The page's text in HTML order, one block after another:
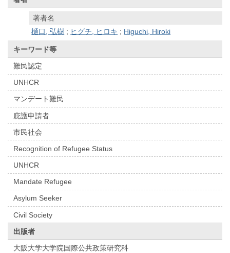
著者名
樋口, 弘樹 ; ヒグチ, ヒロキ ; Higuchi, Hiroki
キーワード等
難民認定
UNHCR
マンデート難民
庇護申請者
市民社会
Recognition of Refugee Status
UNHCR
Mandate Refugee
Asylum Seeker
Civil Society
出版者
大阪大学大学院国際公共政策研究科